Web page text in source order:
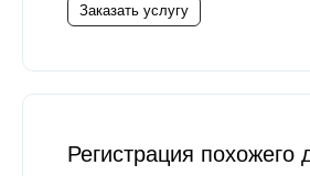
Заказать услугу
Регистрация похожего